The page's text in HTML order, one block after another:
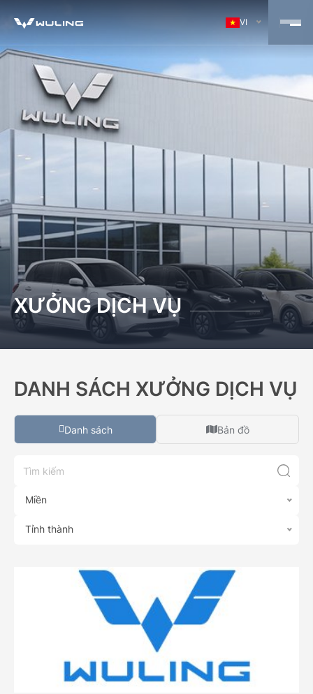
VI
XƯỞNG DỊCH VỤ
DANH SÁCH XƯỞNG DỊCH VỤ
Danh sách Bản đồ
Miền
Tỉnh thành